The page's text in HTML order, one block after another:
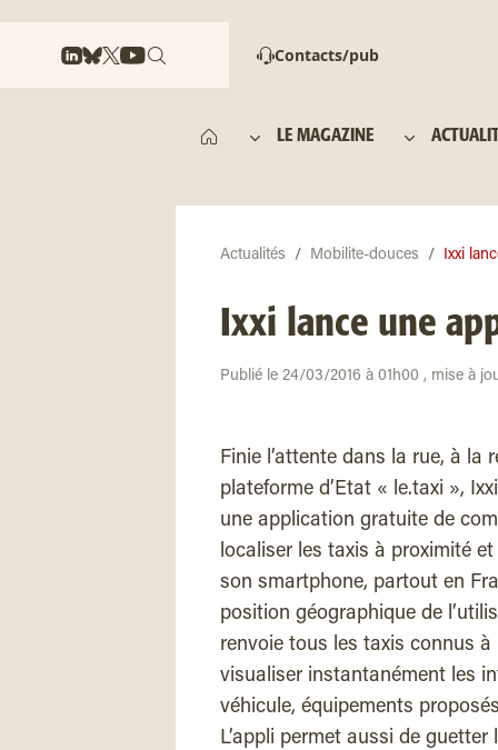
Contacts/pub
LE MAGAZINE
Actualités Mobilite-douces Ixxi
Ixxi lance une
Publié le 24/03/2016 à 01h00 , mise à
Finie l’attente dans la rue, à la
plateforme d’Etat « le.taxi »,
une application gratuite de
localiser les taxis à proximité
son smartphone, partout en
position géographique de
renvoie tous les taxis connus
visualiser instantanément les
véhicule, équipements
L’appli permet aussi de